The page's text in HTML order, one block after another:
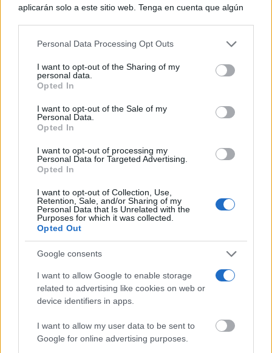
aplicarán solo a este sitio web. Tenga en cuenta que algún
rechazar tal procesamiento. Puede cambiar sus preferencias
a este sitio y haciendo clic en el botón "Privacidad" en la
parte inferior de la página web.
Please note that this website/app uses one or more Google
services and may gather and store information including but
not limited to your visit or usage behaviour. You may click to
use your data for below specified purposes in below Google
consent section.
Personal Data Processing Opt Outs
I want to opt-out of the Sharing of my
personal data.
Opted In
I want to opt-out of the Sale of my
Personal Data.
Opted In
I want to opt-out of processing my
Personal Data for Targeted Advertising.
Opted In
I want to opt-out of Collection, Use,
Retention, Sale, and/or Sharing of my
Personal Data that Is Unrelated with the
Purposes for which it was collected.
Opted Out
Google consents
I want to allow Google to enable storage
related to advertising like cookies on web or
device identifiers in apps.
I want to allow my user data to be sent to
Google for online advertising purposes.
CIUDAD REAL
moviliza casi 6 millones de
euros para apoyar a los
municipios de la provincia con
4 5 6
Últimas noticias
El tomellosero Marcos López
Olivares firma el cartel de la
Feria de Socuéllamos 2026
05/08/2026
apuesta por el turismo
astronómico con la instalación
de la placa de Destino Turístico
Starlight
La mercancía del poder y la